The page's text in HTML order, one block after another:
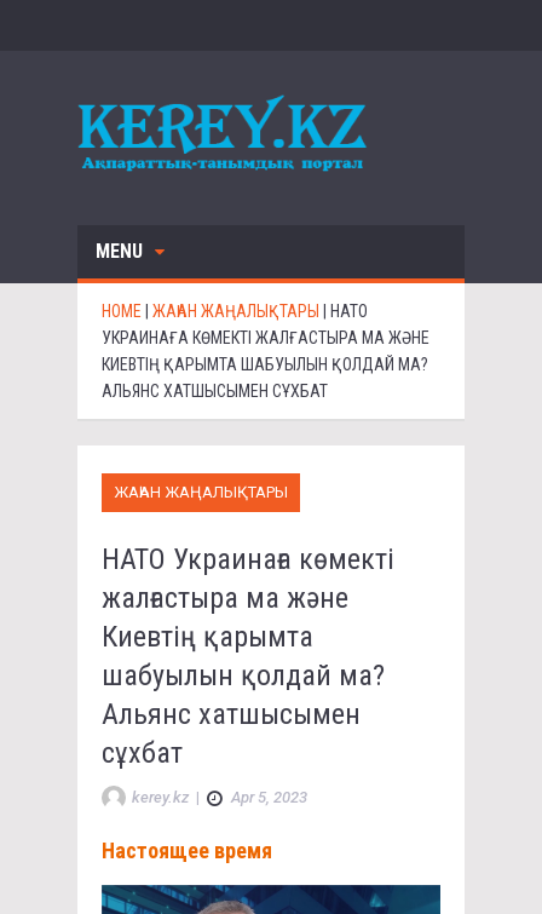
MENU
HOME | ЖАҺАН ЖАҢАЛЫҚТАРЫ | НАТО
УКРАИНАҒА КӨМЕКТІ ЖАЛҒАСТЫРА МА ЖӘНЕ
КИЕВТІҢ ҚАРЫМТА ШАБУЫЛЫН ҚОЛДАЙ МА?
АЛЬЯНС ХАТШЫСЫМЕН СҰХБАТ
ЖАҺАН ЖАҢАЛЫҚТАРЫ
НАТО Украинаға көмекті
жалғастыра ма және
Киевтің қарымта
шабуылын қолдай ма?
Альянс хатшысымен
сұхбат
kerey.kz | Apr 5, 2023
Настоящее время